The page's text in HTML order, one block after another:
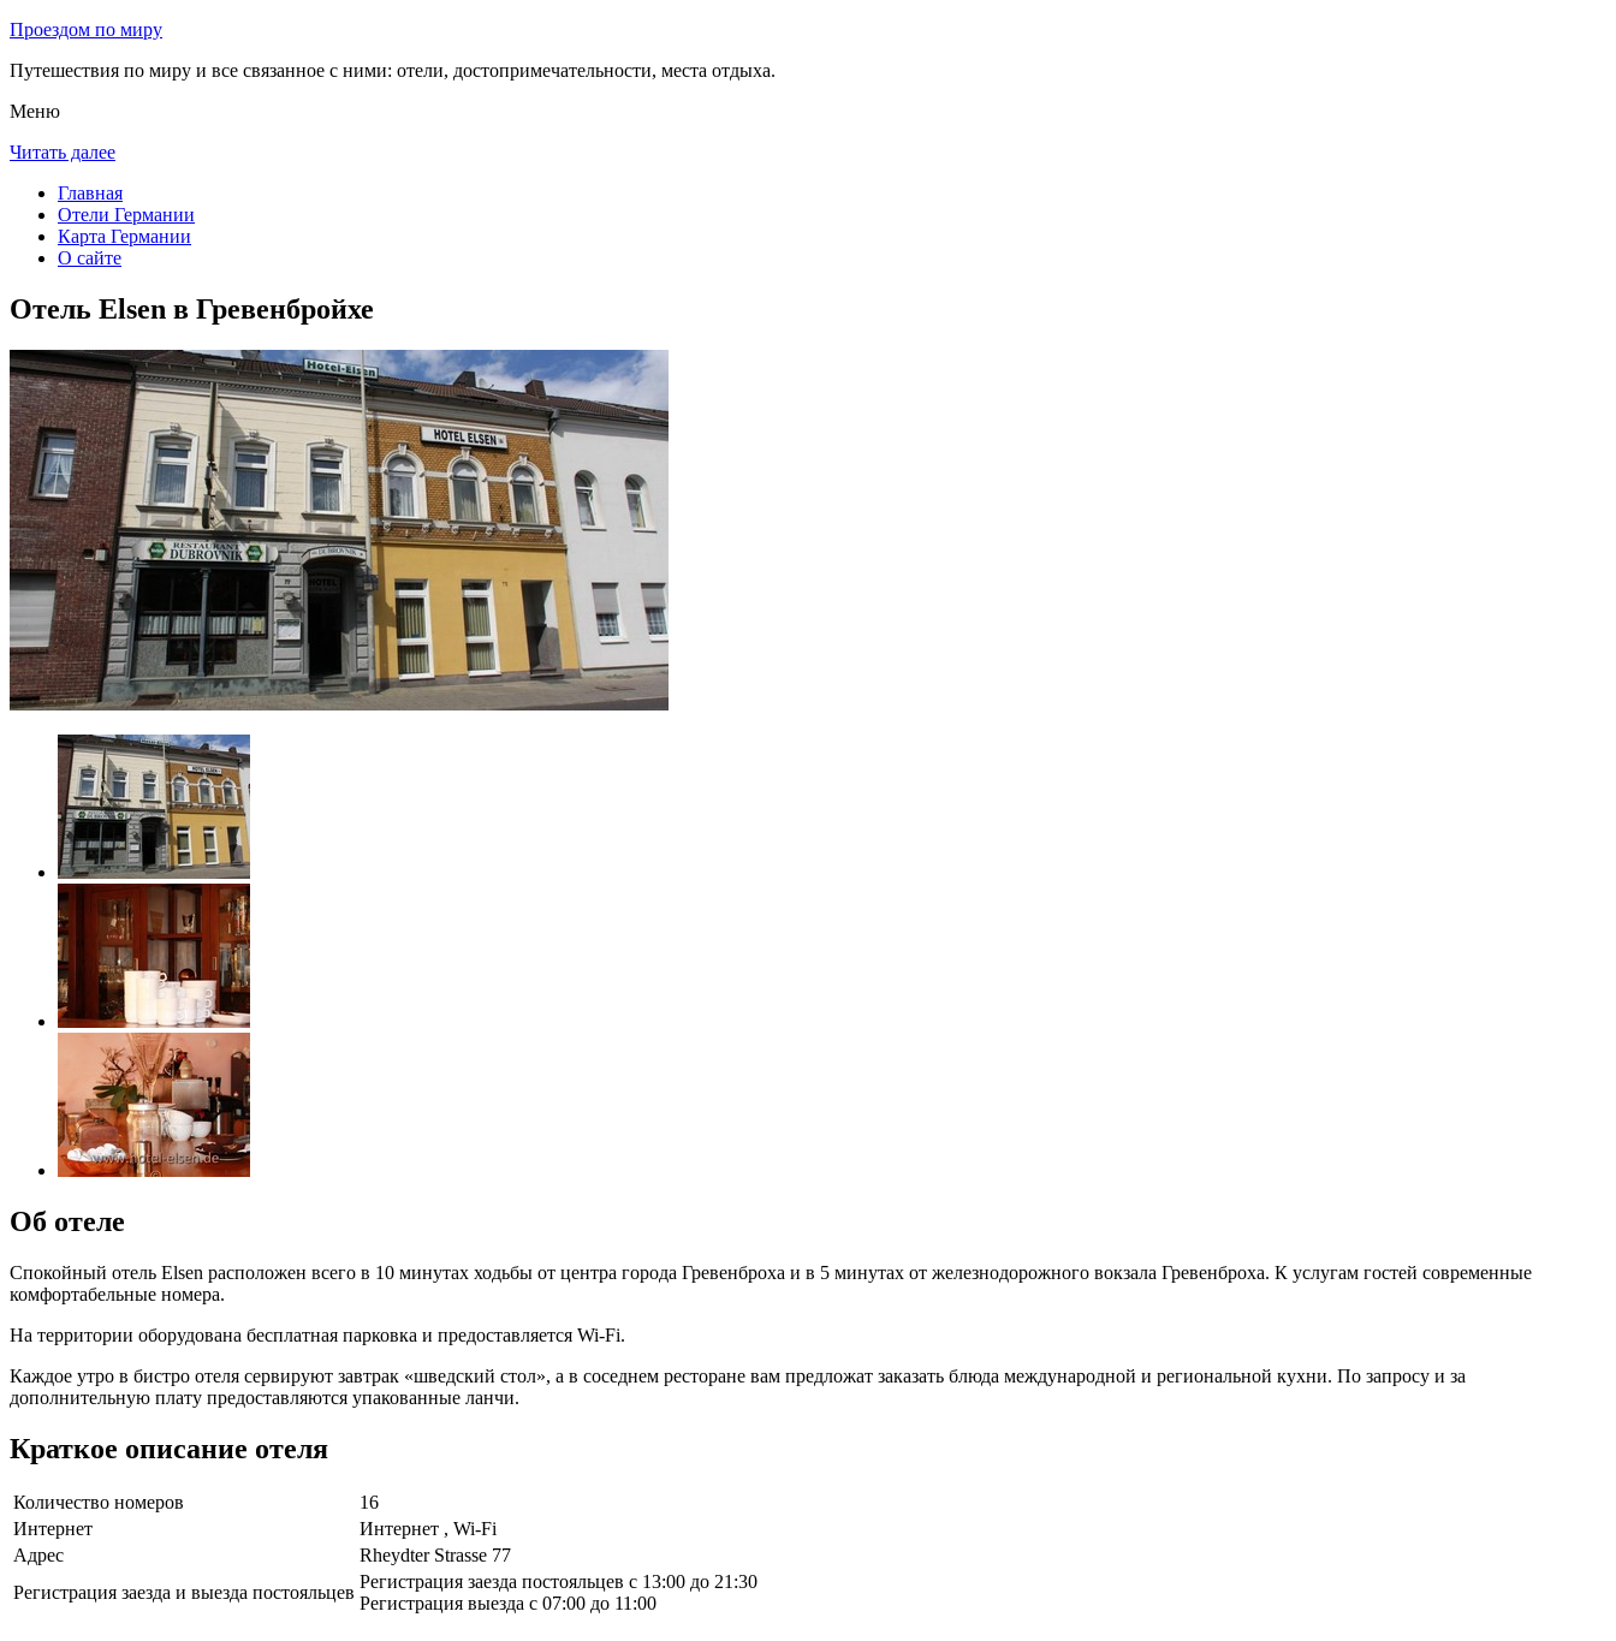
Проездом по миру
Путешествия по миру и все связанное с ними: отели, достопримечательности, места отдыха.
Меню
Читать далее
Главная
Отели Германии
Карта Германии
О сайте
Отель Elsen в Гревенбройхе
Об отеле
Спокойный отель Elsen расположен всего в 10 минутах ходьбы от центра города Гревенброха и в 5 минутах от железнодорожного вокзала Гревенброха. К услугам гостей современные
комфортабельные номера.
На территории оборудована бесплатная парковка и предоставляется Wi-Fi.
Каждое утро в бистро отеля сервируют завтрак «шведский стол», а в соседнем ресторане вам предложат заказать блюда международной и региональной кухни. По запросу и за
дополнительную плату предоставляются упакованные ланчи.
Краткое описание отеля
Количество номеров
16
Интернет
Интернет , Wi-Fi
Адрес
Rheydter Strasse 77
Регистрация заезда и выезда постояльцев
Регистрация заезда постояльцев с 13:00 до 21:30
Регистрация выезда с 07:00 до 11:00